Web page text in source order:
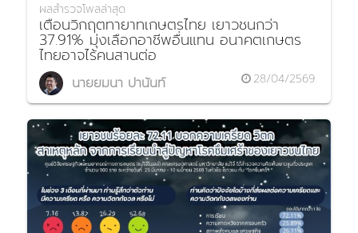
ผลสำรวจโพลล่าสุด
เตือนวิกฤตทายาทเกษตรไทย เยาวชนกว่า
37.91% มุ่งเลือกอาชีพอื่นแทน อนาคตเกษตร
ไทยอาจไร้คนสานต่อ
นายยมนา ปานันท์ 28/04/2569